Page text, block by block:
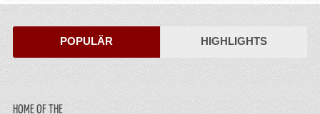
POPULÄR HIGHLIGHTS
HOME OF THE